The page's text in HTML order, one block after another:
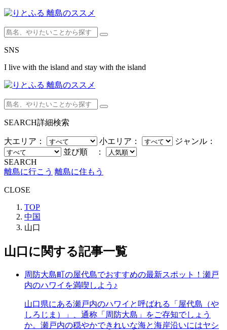
SNS
I live with the island and stay with the island
SEARCH詳細検索
大エリア： 小エリア：
ジャンル：
並び順 ：
SEARCH
離島に行こう 離島に住もう
CLOSE
TOP
中国
山口
山口 に関する記事一覧
周防大島町の屋代島でおすすめの最新スポット！瀬戸
内のハワイを満喫しよう♪
山口県にある瀬戸内のハワイと呼ばれる「屋代島（や
しろじま）」、通称「周防大島」をご存知でしょう
か。瀬戸内の穏やかできれいな海と海岸沿いにはヤシ